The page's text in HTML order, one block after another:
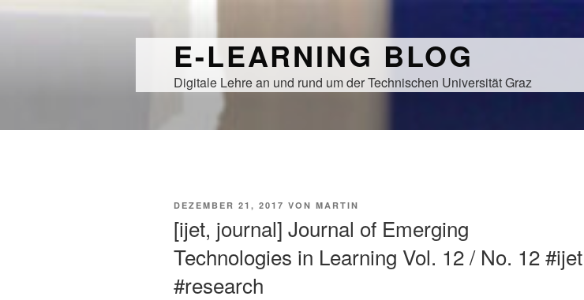
E-LEARNING BLOG
Digitale Lehre an und rund um der Technischen Universität Graz
VERÖFFENTLICHT
DEZEMBER 21, 2017 VON MARTIN
[ijet, journal] Journal of Emerging
Technologies in Learning Vol. 12 / No. 12 #ijet
#research